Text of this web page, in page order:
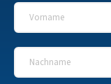
Vorname
Nachname